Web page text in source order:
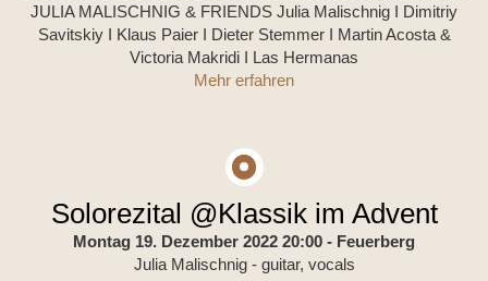
JULIA MALISCHNIG & FRIENDS Julia Malischnig I Dimitriy
Savitskiy I Klaus Paier I Dieter Stemmer I Martin Acosta &
Victoria Makridi I Las Hermanas
Mehr erfahren
Solorezital @Klassik im Advent
Montag 19. Dezember 2022 20:00 - Feuerberg
Julia Malischnig - guitar, vocals